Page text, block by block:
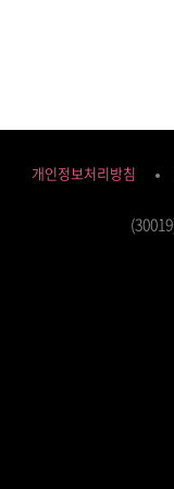
개인정보처리방침